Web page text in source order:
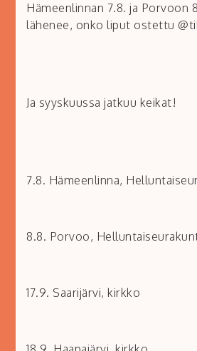
Hämeenlinnan 7.8. ja Porvoon
lähenee, onko liput ostettu
Ja syyskuussa jatkuu keikat!
7.8. Hämeenlinna,
8.8. Porvoo,
17.9. Saarijärvi, kirkko